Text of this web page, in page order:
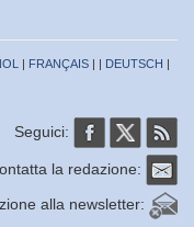
| FRANÇAIS | | DEUTSCH |
Seguici:
la redazione:
alla newsletter: